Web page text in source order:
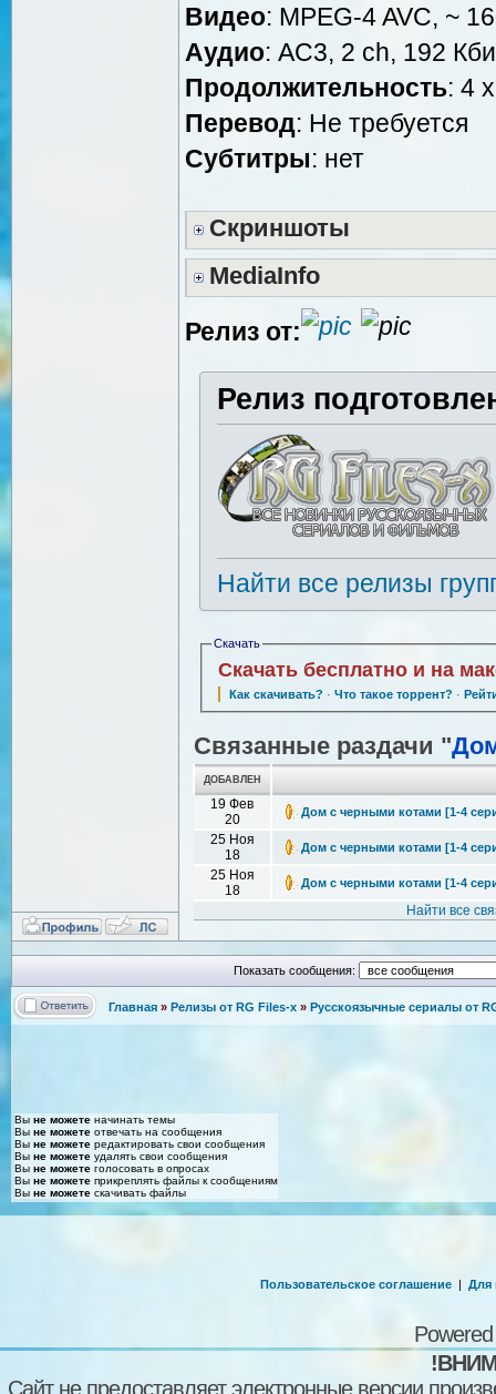
Видео: MPEG-4 AVC, ~
Аудио: AC3, 2 ch, 192
Продолжительность: 4
Перевод: Не требуется
Cубтитры: нет
Скриншоты
MediaInfo
Релиз от:
Релиз
Найти все релизы
Скачать
Скачать бесплатно и на
Как скачивать? · Что такое торрент? ·
Связанные раздачи "
ДОБАВЛЕН
19 Фев
20
Дом с черными котами [1-4
25 Ноя
18
Дом с черными котами [1-4
25 Ноя
18
Дом с черными котами [1-4
Найти все
Показать сообщения:
Главная » Релизы от RG Files-x » Русскоязычные сериалы от
Вы не можете начинать темы
Вы не можете отвечать на сообщения
Вы не можете редактировать свои сообщения
Вы не можете удалять свои сообщения
Вы не можете голосовать в опросах
Вы не можете прикреплять файлы к сообщениям
Вы не можете скачивать файлы
Пользовательское соглашение | Для
Сайт не предоставляет электронные версии